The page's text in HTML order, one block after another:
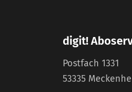
digit!
Postfach 1331
53335